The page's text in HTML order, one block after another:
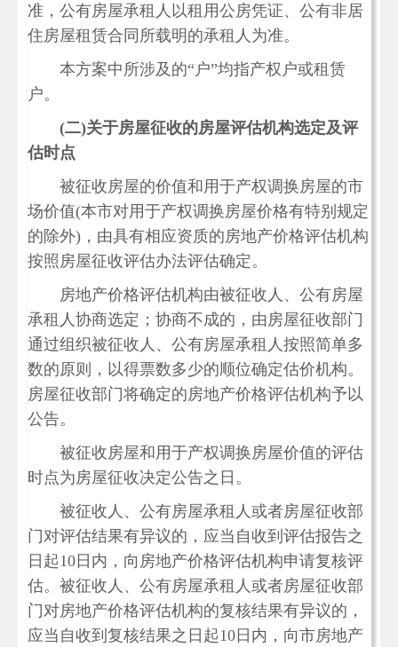
准，公有房屋承租人以租用公房凭证、公有非居
住房屋租赁合同所载明的承租人为准。
本方案中所涉及的“户”均指产权户或租赁
户。
(二)关于房屋征收的房屋评估机构选定及评
估时点
被征收房屋的价值和用于产权调换房屋的市
场价值(本市对用于产权调换房屋价格有特别规定
的除外)，由具有相应资质的房地产价格评估机构
按照房屋征收评估办法评估确定。
房地产价格评估机构由被征收人、公有房屋
承租人协商选定；协商不成的，由房屋征收部门
通过组织被征收人、公有房屋承租人按照简单多
数的原则，以得票数多少的顺位确定估价机构。
房屋征收部门将确定的房地产价格评估机构予以
公告。
被征收房屋和用于产权调换房屋价值的评估
时点为房屋征收决定公告之日。
被征收人、公有房屋承租人或者房屋征收部
门对评估结果有异议的，应当自收到评估报告之
日起10日内，向房地产价格评估机构申请复核评
估。被征收人、公有房屋承租人或者房屋征收部
门对房地产价格评估机构的复核结果有异议的，
应当自收到复核结果之日起10日内，向市房地产